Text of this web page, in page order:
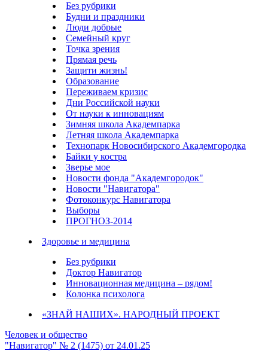
Без рубрики
Будни и праздники
Люди добрые
Семейный круг
Точка зрения
Прямая речь
Защити жизнь!
Образование
Переживаем кризис
Дни Российской науки
От науки к инновациям
Зимняя школа Академпарка
Летняя школа Академпарка
Технопарк Новосибирского Академгородка
Байки у костра
Зверье мое
Новости фонда "Академгородок"
Новости "Навигатора"
Фотоконкурс Навигатора
Выборы
ПРОГНОЗ-2014
Здоровье и медицина
Без рубрики
Доктор Навигатор
Инновационная медицина – рядом!
Колонка психолога
«ЗНАЙ НАШИХ». НАРОДНЫЙ ПРОЕКТ
Человек и общество
"Навигатор" № 2 (1475) от 24.01.25